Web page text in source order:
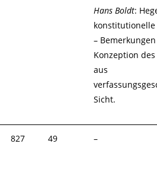
Hans Boldt:
–
Konzeption
aus
Sicht.
827 49 –